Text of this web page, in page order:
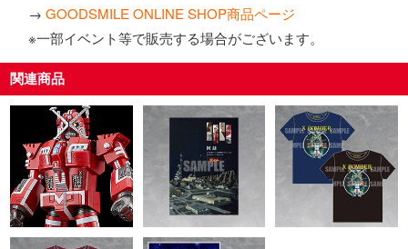
→GOODSMILE ONLINE SHOP商品ページ
※一部イベント等で販売する場合がございます。
関連商品